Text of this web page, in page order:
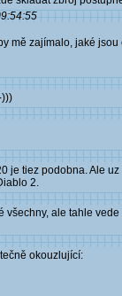
mě zajímalo, jaké
je tiez podobna. Ale
2.
všechny, ale tahle
okouzlující: